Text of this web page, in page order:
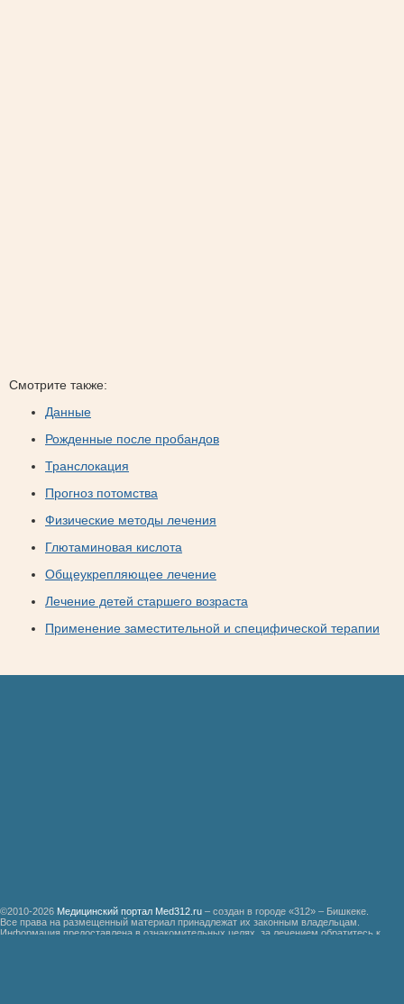
Смотрите также:
Данные
Рожденные после пробандов
Транслокация
Прогноз потомства
Физические методы лечения
Глютаминовая кислота
Общеукрепляющее лечение
Лечение детей старшего возраста
Применение заместительной и специфической терапии
©2010-2026 Медицинский портал Med312.ru – создан в городе «312» – Бишкеке.
Все права на размещенный материал принадлежат их законным владельцам.
Информация предоставлена в ознакомительных целях, за лечением обратитесь к